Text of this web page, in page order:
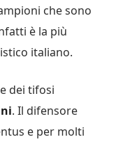
che sono
è la più
italiano.
dei tifosi
. Il difensore
e per molti